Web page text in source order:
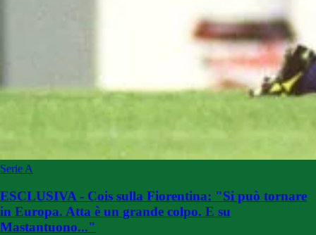
Serie A
ESCLUSIVA - Cois sulla Fiorentina: "Si può tornare
in Europa. Atta è un grande colpo. E su
Mastantuono..."